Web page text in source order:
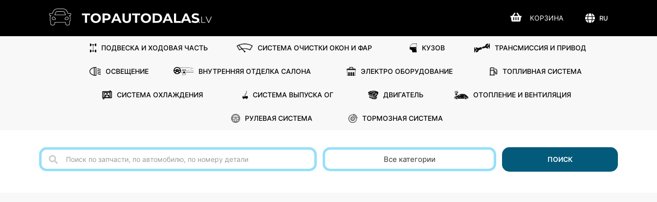
ПОДВЕСКА И ХОДОВАЯ ЧАСТЬ СИСТЕМА ОЧИСТКИ ОКОН И ФАР КУЗОВ ТРАНСМИССИЯ И ПРИВОД
ОСВЕЩЕНИЕ ВНУТРЕННЯЯ ОТДЕЛКА САЛОНА ЭЛЕКТРО ОБОРУДОВАНИЕ ТОПЛИВНАЯ СИСТЕМА
СИСТЕМА ОХЛАЖДЕНИЯ СИСТЕМА ВЫПУСКА ОГ ДВИГАТЕЛЬ ОТОПЛЕНИЕ И ВЕНТИЛЯЦИЯ
РУЛЕВАЯ СИСТЕМА ТОРМОЗНАЯ СИСТЕМА
Все категории ПОИСК
RU
КОРЗИНА